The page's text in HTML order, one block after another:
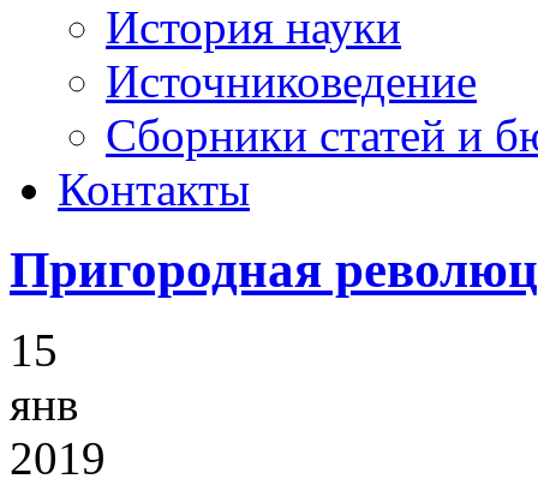
История науки
Источниковедение
Cборники статей и
Контакты
Пригородная
15
янв
2019